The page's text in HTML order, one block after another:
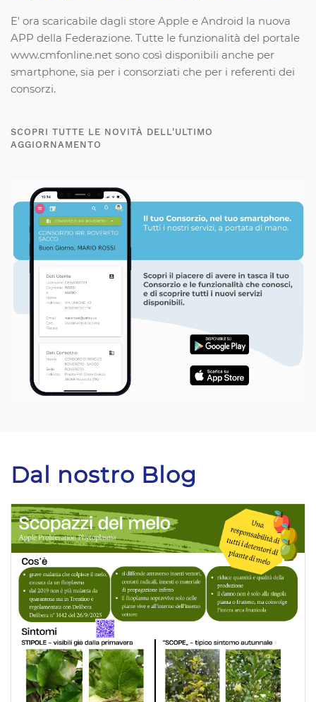
E' ora scaricabile dagli store Apple e Android la nuova
APP della Federazione. Tutte le funzionalità del portale
www.cmfonline.net sono così disponibili anche per
smartphone, sia per i consorziati che per i referenti dei
consorzi.
SCOPRI TUTTE LE NOVITÀ DELL'ULTIMO
AGGIORNAMENTO
Dal nostro Blog